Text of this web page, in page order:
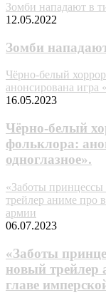
Зомби нападают в
12.05.2022
Зомби
Чёрно-белый
анонсирована игра
16.05.2023
Чёрно-белый
фольклора:
одноглазное».
«Заботы
трейлер аниме про
армии
06.07.2023
«Заботы
новый трейлер
главе